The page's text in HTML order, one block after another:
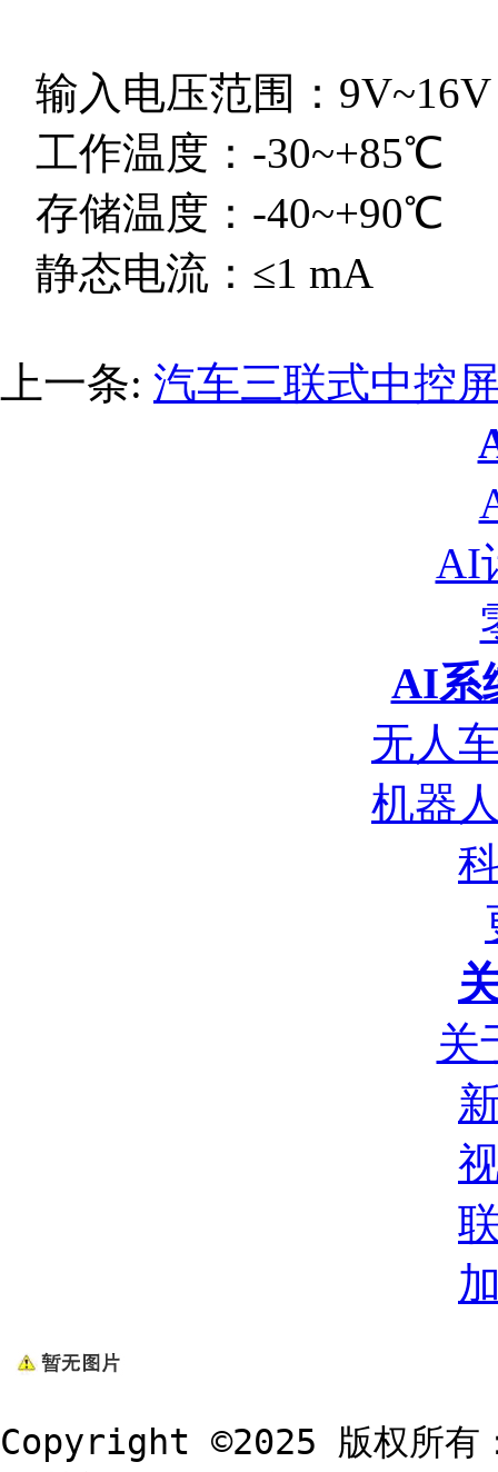
输入电压范围：9V~16V
工作温度：-30~+85℃
存储温度：-40~+90℃
静态电流：≤1 mA
上一条: 汽车三联式中控
AI
AI系
无人
机器
关
Copyright ©2025 版权所有